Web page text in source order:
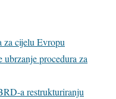
za cijelu Evropu
procedura za
a restrukturiranju